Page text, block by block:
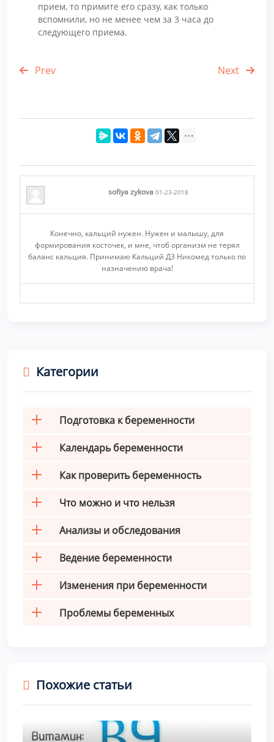
прием, то примите его сразу, как только
вспомнили, но не менее чем за 3 часа до
следующего приема.
Prev Next
sofiya zykova 01-23-2018
Конечно, кальций нужен. Нужен и малышу, для
формирования косточек, и мне, чтоб организм не терял
баланс кальция. Принимаю Кальций Д3 Никомед только по
назначению врача!
Категории
Подготовка к беременности
Календарь беременности
Как проверить беременность
Что можно и что нельзя
Анализы и обследования
Ведение беременности
Изменения при беременности
Проблемы беременных
Похожие статьи